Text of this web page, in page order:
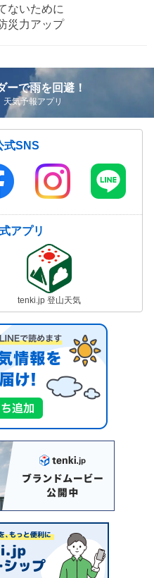
ないために
災力アップ
ーで雨を回避！
気予報アプリ
式SNS
アプリ
tenki.jp 登山天気